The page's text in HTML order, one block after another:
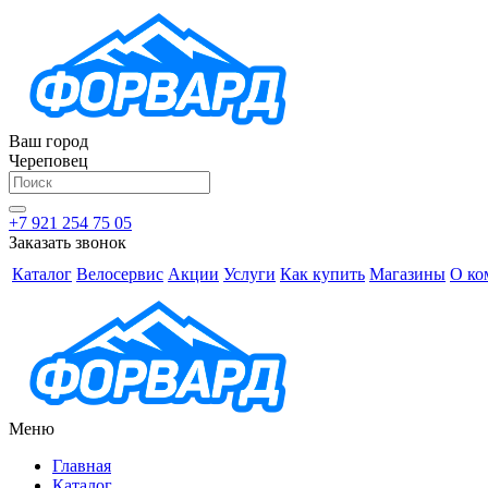
Ваш город
Череповец
+7 921 254 75 05
Заказать звонок
Каталог Велосервис Акции Услуги Как купить Магазины О
Меню
Главная